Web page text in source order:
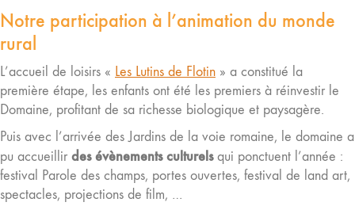
Notre participation à l’animation du monde
rural
L’accueil de loisirs « Les Lutins de Flotin » a constitué la
première étape, les enfants ont été les premiers à réinvestir le
Domaine, profitant de sa richesse biologique et paysagère.
Puis avec l’arrivée des Jardins de la voie romaine, le domaine a
pu accueillir des évènements culturelsqui ponctuent l’année :
festival Parole des champs, portes ouvertes, festival de land art,
spectacles, projections de film, …